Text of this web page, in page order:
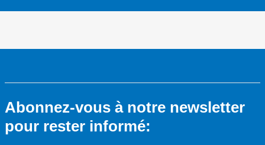
Abonnez-vous à notre newsletter
pour rester informé: